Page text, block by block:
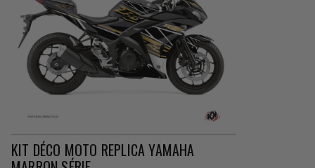
KIT DÉCO MOTO REPLICA YAMAHA